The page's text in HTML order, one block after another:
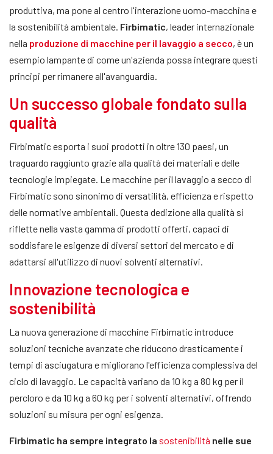
produttiva, ma pone al centro l'interazione uomo-macchina e
la sostenibilità ambientale. Firbimatic, leader internazionale
nella produzione di macchine per il lavaggio a secco, è un
esempio lampante di come un'azienda possa integrare questi
principi per rimanere all'avanguardia.
Un successo globale fondato sulla
qualità
Firbimatic esporta i suoi prodotti in oltre 130 paesi, un
traguardo raggiunto grazie alla qualità dei materiali e delle
tecnologie impiegate. Le macchine per il lavaggio a secco di
Firbimatic sono sinonimo di versatilità, efficienza e rispetto
delle normative ambientali. Questa dedizione alla qualità si
riflette nella vasta gamma di prodotti offerti, capaci di
soddisfare le esigenze di diversi settori del mercato e di
adattarsi all'utilizzo di nuovi solventi alternativi.
Innovazione tecnologica e
sostenibilità
La nuova generazione di macchine Firbimatic introduce
soluzioni tecniche avanzate che riducono drasticamente i
tempi di asciugatura e migliorano l'efficienza complessiva del
ciclo di lavaggio. Le capacità variano da 10 kg a 80 kg per il
percloro e da 10 kg a 60 kg per i solventi alternativi, offrendo
soluzioni su misura per ogni esigenza.
Firbimatic ha sempre integrato la sostenibilità nelle sue